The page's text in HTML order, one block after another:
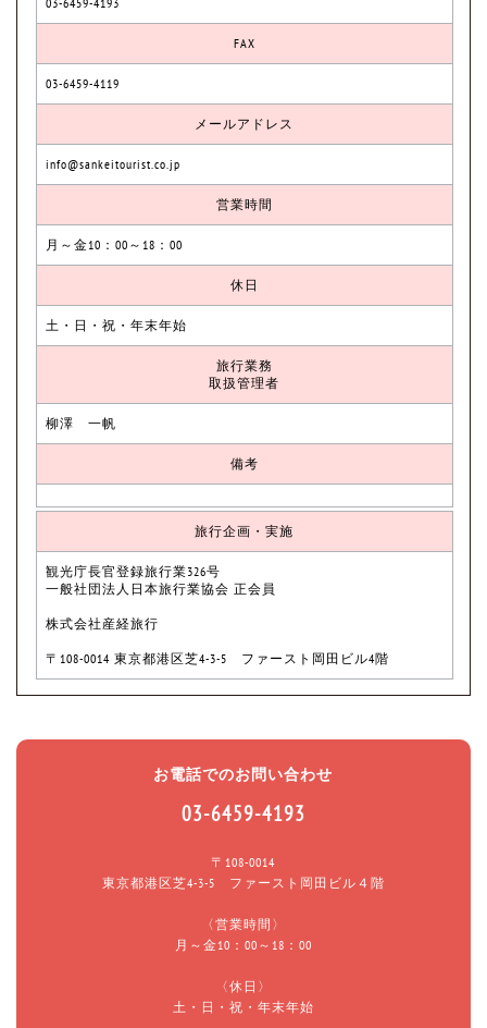
FAX
03-6459-4119
メールアドレス
info@sankeitourist.co.jp
営業時間
月～金10：00～18：00
休日
土・日・祝・年末年始
旅行業務
取扱管理者
柳澤 一帆
備考
旅行企画・実施
観光庁長官登録旅行業326号
一般社団法人日本旅行業協会 正会員
株式会社産経旅行
〒108-0014 東京都港区芝4-3-5 ファースト岡田ビル4階
お電話でのお問い合わせ
03-6459-4193
〒108-0014
東京都港区芝4-3-5 ファースト岡田ビル４階
〈営業時間〉
月～金10：00～18：00
〈休日〉
土・日・祝・年末年始